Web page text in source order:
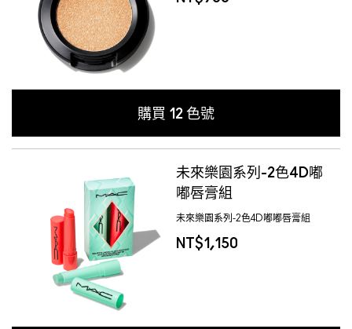
購買 12 色號
未來樂園系列-2色4D嘟
嘟唇膏組
未來樂園系列-2色4D嘟嘟唇膏組
NT$1,150